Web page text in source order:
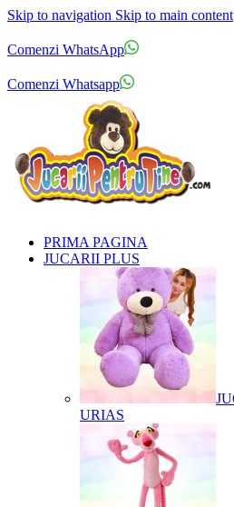
Skip to navigation Skip to main content
Comenzi WhatsApp
Comenzi Whatsapp
PRIMA PAGINA
JUCARII PLUS
URIAS